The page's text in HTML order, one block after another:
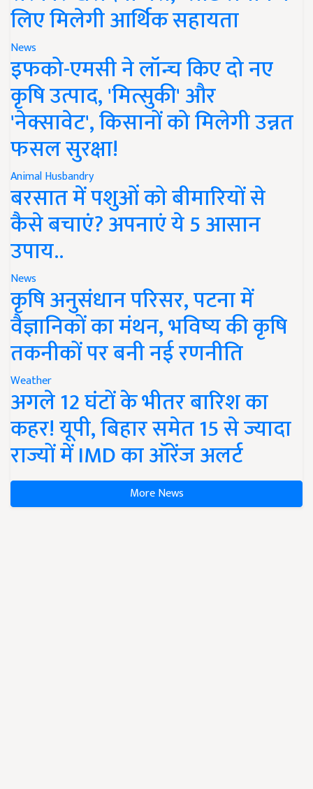
लिए मिलेगी आर्थिक सहायता
News
इफको-एमसी ने लॉन्च किए दो नए
कृषि उत्पाद, 'मित्सुकी' और
'नेक्सावेट', किसानों को मिलेगी उन्नत
फसल सुरक्षा!
Animal Husbandry
बरसात में पशुओं को बीमारियों से
कैसे बचाएं? अपनाएं ये 5 आसान
उपाय..
News
कृषि अनुसंधान परिसर, पटना में
वैज्ञानिकों का मंथन, भविष्य की कृषि
तकनीकों पर बनी नई रणनीति
Weather
अगले 12 घंटों के भीतर बारिश का
कहर! यूपी, बिहार समेत 15 से ज्यादा
राज्यों में IMD का ऑरेंज अलर्ट
More News